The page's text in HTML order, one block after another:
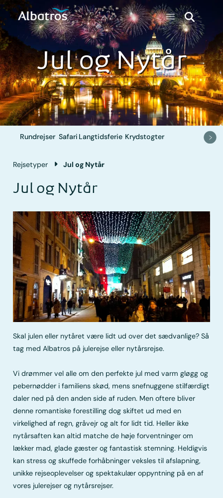
Jul og Nytår
Rundrejser Safari Langtidsferie Krydstogter
Rejsetyper Jul og Nytår
Jul og Nytår
Skal julen eller nytåret være lidt ud over det sædvanlige? Så
tag med Albatros på julerejse eller nytårsrejse.
Vi drømmer vel alle om den perfekte jul med varm gløgg og
pebernødder i familiens skød, mens snefnuggene stilfærdigt
daler ned på den anden side af ruden. Men oftere bliver
denne romantiske forestilling dog skiftet ud med en
virkelighed af regn, gråvejr og alt for lidt tid. Heller ikke
nytårsaften kan altid matche de høje forventninger om
lækker mad, glade gæster og fantastisk stemning. Heldigvis
kan stress og skuffede forhåbninger veksles til afslapning,
unikke rejseoplevelser og spektakulær oppyntning på en af
vores julerejser og nytårsrejser.